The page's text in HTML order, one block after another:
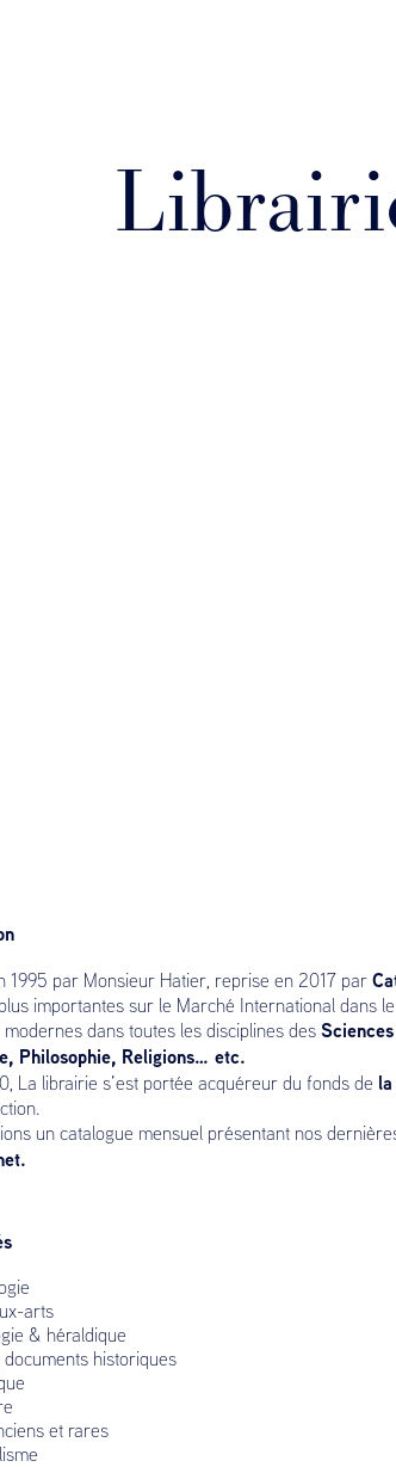
1995 par Monsieur Hatier, reprise en 2017 par
importantes sur le Marché International dans
dans toutes les disciplines des
Philosophie, Religions… etc.
La librairie s’est portée acquéreur du fonds de la
un catalogue mensuel présentant nos
arts
& héraldique
historiques
et rares